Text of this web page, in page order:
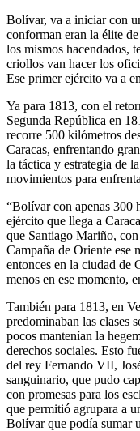
Bolívar, va a iniciar con
conforman eran la élite
los mismos hacendados,
criollos van hacer los
Ese primer ejército va a
Ya para 1813, con el
Segunda República en
recorre 500 kilómetros
Caracas, enfrentando
la táctica y estrategia de
movimientos para
“Bolívar con apenas 300
ejército que llega a
que Santiago Mariño,
Campaña de Oriente ese
entonces en la ciudad de
menos en ese momento,
También para 1813, en
predominaban las clases
pocos mantenían la
derechos sociales. Esto
del rey Fernando VII,
sanguinario, que pudo
con promesas para los
que permitió agrupara a
Bolívar que podía sumar